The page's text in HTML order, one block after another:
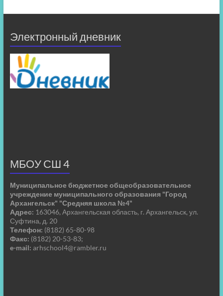
Электронный дневник
МБОУ СШ 4
Муниципальное бюджетное общеобразовательное
учреждение муниципального образования "Город
Архангельск" "Средняя школа №4"
Адрес: 163046, Архангельская область, г. Архангельск, ул.
Суфтина, д. 20
Телефон: (8182) 65-80-98
Факс: (8182) 20-53-83;
e-mail: arhschool4@rambler.ru